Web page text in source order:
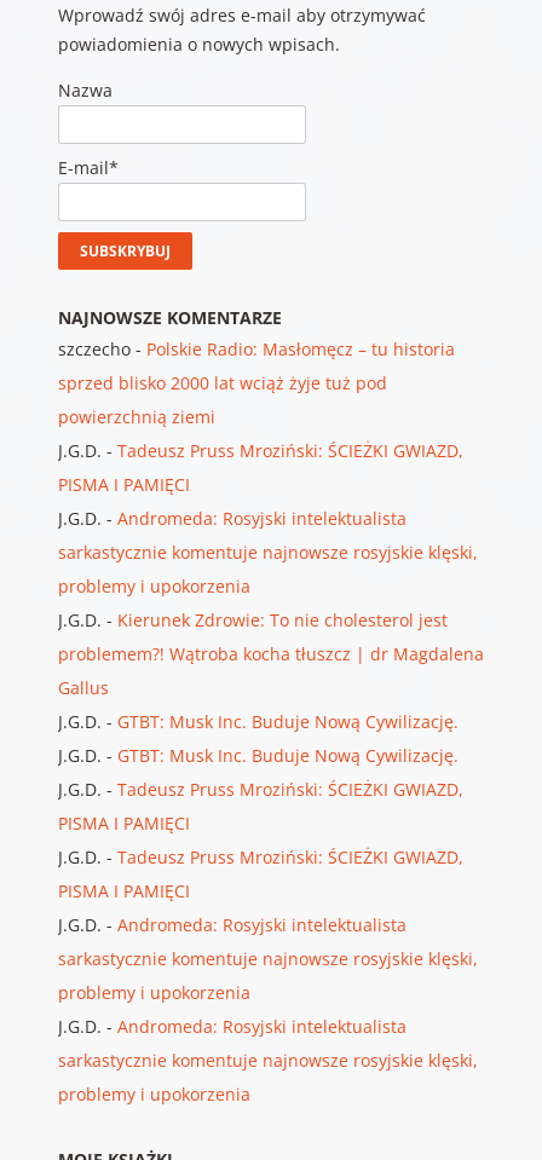
Wprowadź swój adres e-mail aby otrzymywać
powiadomienia o nowych wpisach.
Nazwa
E-mail*
NAJNOWSZE KOMENTARZE
szczecho- Polskie Radio: Masłomęcz – tu historia
sprzed blisko 2000 lat wciąż żyje tuż pod
powierzchnią ziemi
J.G.D. - Tadeusz Pruss Mroziński: ŚCIEŻKI GWIAZD,
PISMA I PAMIĘCI
J.G.D. - Andromeda: Rosyjski intelektualista
sarkastycznie komentuje najnowsze rosyjskie klęski,
problemy i upokorzenia
J.G.D. - Kierunek Zdrowie: To nie cholesterol jest
problemem?! Wątroba kocha tłuszcz | dr Magdalena
Gallus
J.G.D. - GTBT: Musk Inc. Buduje Nową Cywilizację.
J.G.D. - GTBT: Musk Inc. Buduje Nową Cywilizację.
J.G.D. - Tadeusz Pruss Mroziński: ŚCIEŻKI GWIAZD,
PISMA I PAMIĘCI
J.G.D. - Tadeusz Pruss Mroziński: ŚCIEŻKI GWIAZD,
PISMA I PAMIĘCI
J.G.D. - Andromeda: Rosyjski intelektualista
sarkastycznie komentuje najnowsze rosyjskie klęski,
problemy i upokorzenia
J.G.D. - Andromeda: Rosyjski intelektualista
sarkastycznie komentuje najnowsze rosyjskie klęski,
problemy i upokorzenia